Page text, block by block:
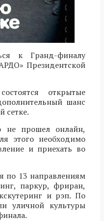
к Гранд-финалу
Президентской
открытые
шанс
сетке.
не прошел онлайн,
этого необходимо
и приехать во
по 13 направлениям
паркур, фриран,
и рэп. По
уличной культуры